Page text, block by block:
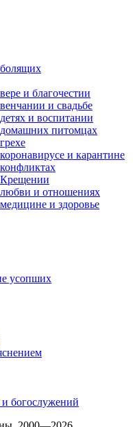
и благочестии
и свадьбе
и воспитании
питомцах
и карантине
и отношениях
и здоровье
усопших
богослужений